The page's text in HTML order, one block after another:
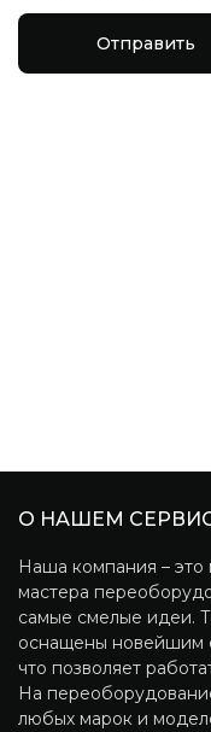
Отправить
О НАШЕМ
Наша компания – это
мастера
самые смелые идеи.
оснащены новейшим
что позволяет
На
любых марок и